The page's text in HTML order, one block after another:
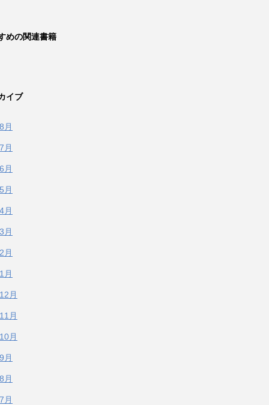
めの関連書籍
イブ
月
月
月
月
月
月
月
月
月
月
月
月
月
月